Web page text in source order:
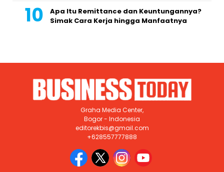
Apa Itu Remittance dan Keuntungannya?
Simak Cara Kerja hingga Manfaatnya
Graha Media Center,
Bogor - Indonesia
editorekbis@gmail.com
+628557777888